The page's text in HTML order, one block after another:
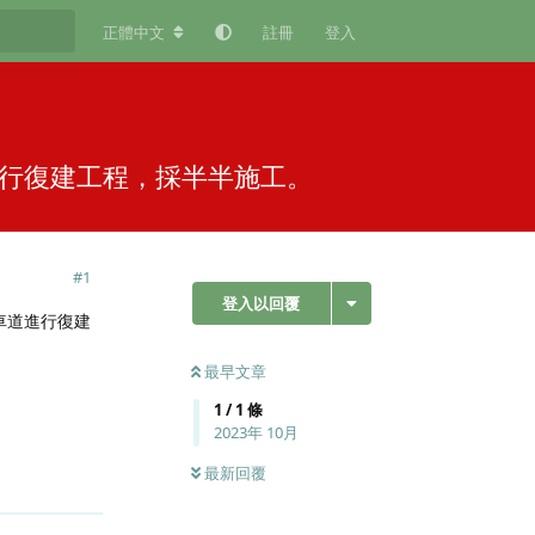
正體中文 註冊 登入
建工程，採半半施工。
登入以回覆
最早文章
1 /1 條
2023年 10月
最新回覆
#1
道進行復建